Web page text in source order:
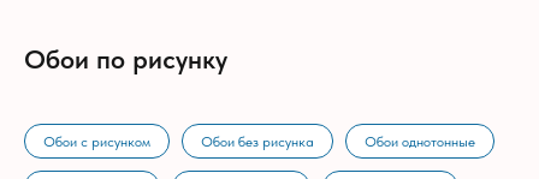
Обои по рисунку
Обои с рисунком Обои без рисунка Обои однотонные